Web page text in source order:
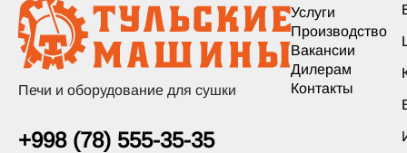
Печи и оборудование для сушки
+998 (78) 555-35-35
Услуги
Производство
Вакансии
Дилерам
Контакты